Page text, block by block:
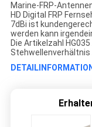
Marine-FRP-
HD Digital FRP
7dBi ist
werden kann
Die Artikelzahl
Stehwellenverhältnis